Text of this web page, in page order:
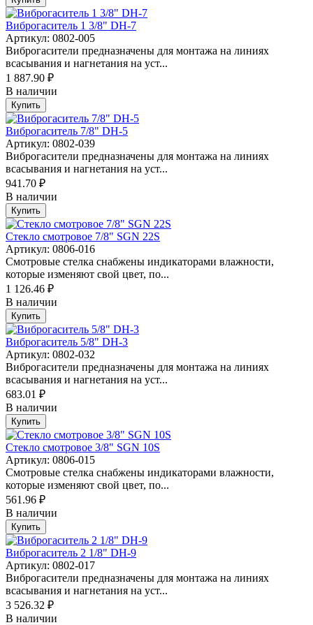
Виброгаситель 1 3/8" DH-7
Артикул: 0802-005
Виброгасители предназначены для монтажа на линиях
всасывания и нагнетания на уст...
1 887.90 ₽
В наличии
Купить
Виброгаситель 7/8" DH-5
Артикул: 0802-039
Виброгасители предназначены для монтажа на линиях
всасывания и нагнетания на уст...
941.70 ₽
В наличии
Купить
Стекло смотровое 7/8" SGN 22S
Артикул: 0806-016
Смотровые стелка снабжены индикаторами влажности,
которые изменяют свой цвет, по...
1 126.46 ₽
В наличии
Купить
Виброгаситель 5/8" DH-3
Артикул: 0802-032
Виброгасители предназначены для монтажа на линиях
всасывания и нагнетания на уст...
683.01 ₽
В наличии
Купить
Стекло смотровое 3/8" SGN 10S
Артикул: 0806-015
Смотровые стелка снабжены индикаторами влажности,
которые изменяют свой цвет, по...
561.96 ₽
В наличии
Купить
Виброгаситель 2 1/8" DH-9
Артикул: 0802-017
Виброгасители предназначены для монтажа на линиях
всасывания и нагнетания на уст...
3 526.32 ₽
В наличии